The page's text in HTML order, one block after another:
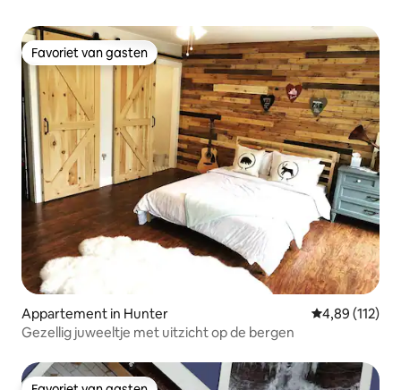
Favoriet van gasten
Favoriet van gasten
Appartement in Hunter Gemiddelde
4,89 (112)
Gezellig juweeltje met uitzicht op de bergen